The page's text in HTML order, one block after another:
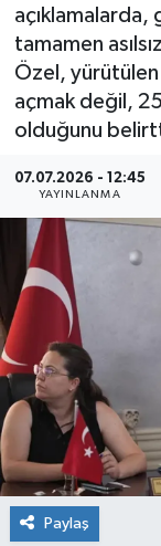
açıklamalarda,
tamamen
Özel, yürütülen
açmak değil, 25
olduğunu
07.07.2026 - 12:45
YAYINLANMA
Paylaş
Gündem
Magazin
Sağlık
Siyaset
Spor
Teknoloji
Türkiye
Son
Haber